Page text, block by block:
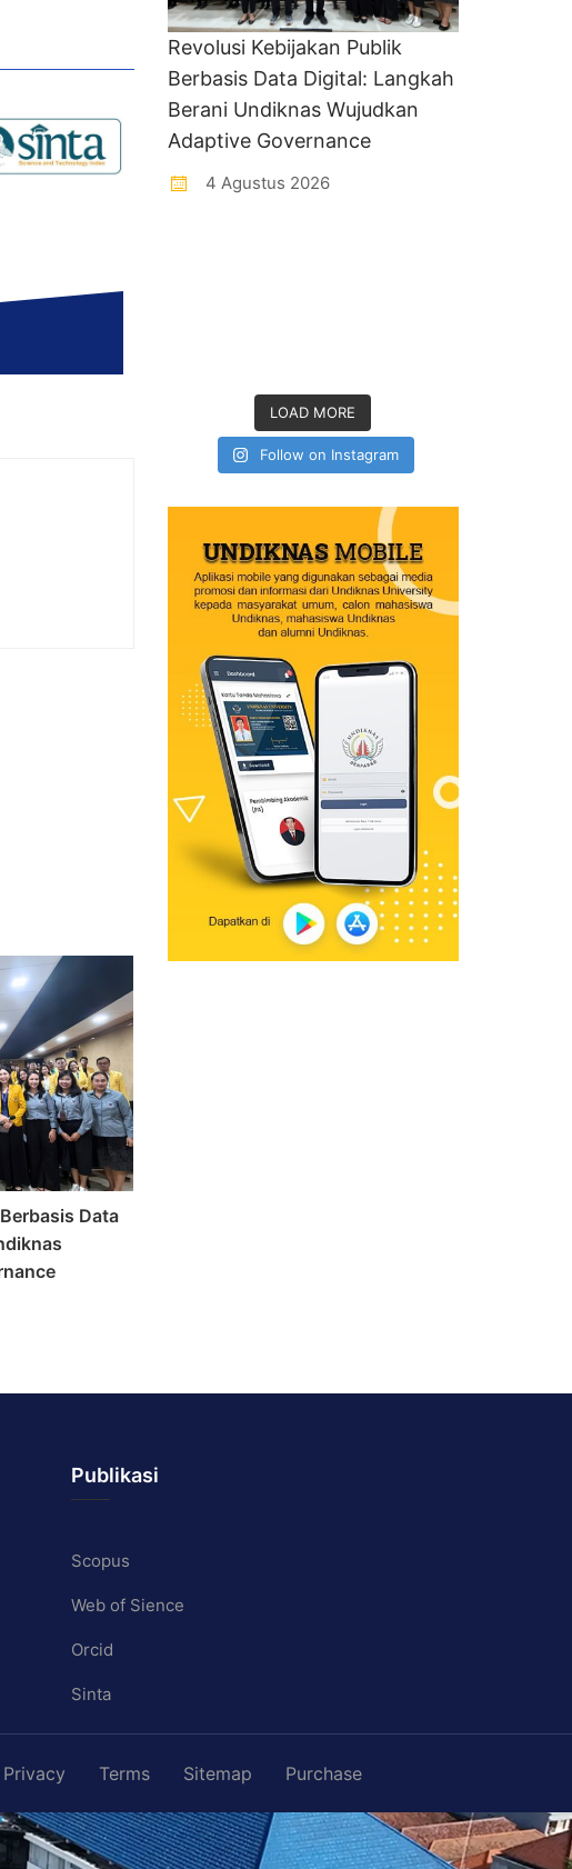
Data
Revolusi Kebijakan Publik
Berbasis Data Digital: Langkah
Berani Undiknas Wujudkan
Adaptive Governance
4 Agustus 2026
LOAD MORE
Follow on Instagram
Publikasi
Scopus
Web of Sience
Orcid
Sinta
Privacy Terms Sitemap Purchase